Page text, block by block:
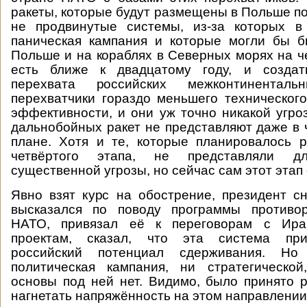
ракеты, которые будут размещены в Польше
не продвинутые системы, из-за которых
паническая кампания и которые могли бы
Польше и на кораблях в Северных морях на
есть ближе к двадцатому году, и
перехвата российских
перехватчики гораздо меньшего
эффективности, и они уж точно никакой
дальнобойных ракет не представляют даже в
плане. Хотя и те, которые планировалось
четвёртого этапа, не представляли
существенной угрозы, но сейчас сам этот
Явно взят курс на обострение, президент
высказался по поводу программы
НАТО, привязал её к переговорам с
проектам, сказал, что эта система
российский потенциал сдерживания.
политическая кампания, ни
основы под ней нет. Видимо, было принято
нагнетать напряжённость на этом